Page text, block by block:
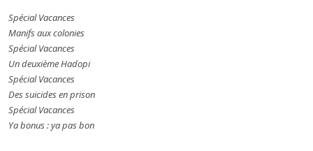
Spécial Vacances
Manifs aux colonies
Spécial Vacances
Un deuxième Hadopi
Spécial Vacances
Des suicides en prison
Spécial Vacances
Ya bonus : ya pas bon